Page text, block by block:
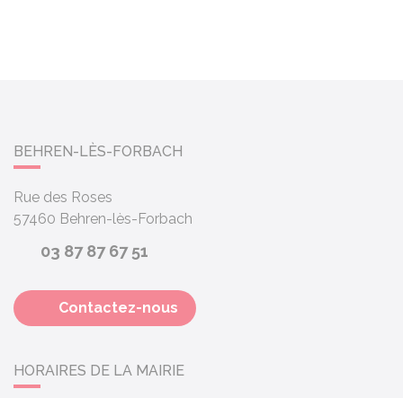
BEHREN-LÈS-FORBACH
Rue des Roses
57460 Behren-lès-Forbach
03 87 87 67 51
Contactez-nous
HORAIRES DE LA MAIRIE